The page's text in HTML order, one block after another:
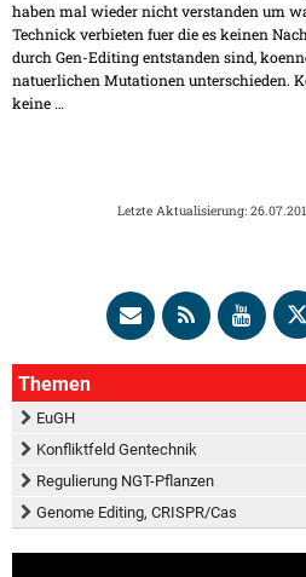
haben mal wieder nicht verstanden um
Technick verbieten fuer die es keinen
durch Gen-Editing entstanden sind,
natuerlichen Mutationen unterschieden.
keine…
Letzte Aktualisierung:
Themen
EuGH
Konfliktfeld Gentechnik
Regulierung NGT-Pflanzen
Genome Editing, CRISPR/Cas